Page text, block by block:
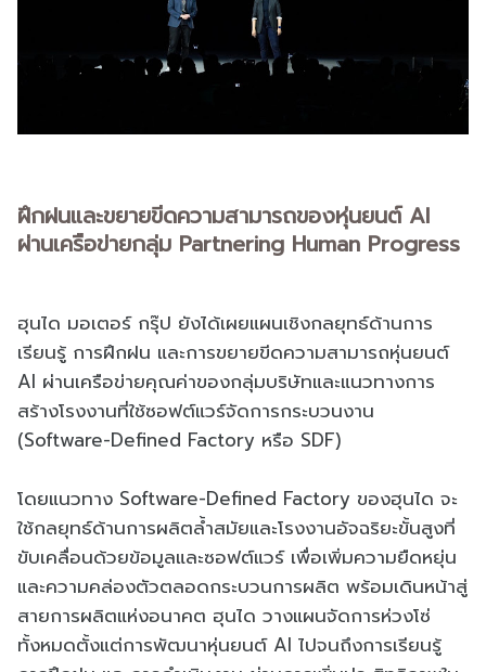
ฝึกฝนและขยายขีดความสามารถของหุ่นยนต์ AI
ผ่านเครือข่ายกลุ่ม Partnering Human Progress
ฮุนได มอเตอร์ กรุ๊ป ยังได้เผยแผนเชิงกลยุทธ์ด้านการ
เรียนรู้ การฝึกฝน และการขยายขีดความสามารถหุ่นยนต์
AI ผ่านเครือข่ายคุณค่าของกลุ่มบริษัทและแนวทางการ
สร้างโรงงานที่ใช้ซอฟต์แวร์จัดการกระบวนงาน
(Software-Defined Factory หรือ SDF)
โดยแนวทาง Software-Defined Factory ของฮุนได จะ
ใช้กลยุทธ์ด้านการผลิตล้ำสมัยและโรงงานอัจฉริยะขั้นสูงที่
ขับเคลื่อนด้วยข้อมูลและซอฟต์แวร์ เพื่อเพิ่มความยืดหยุ่น
และความคล่องตัวตลอดกระบวนการผลิต พร้อมเดินหน้าสู่
สายการผลิตแห่งอนาคต ฮุนได วางแผนจัดการห่วงโซ่
ทั้งหมดตั้งแต่การพัฒนาหุ่นยนต์ AI ไปจนถึงการเรียนรู้